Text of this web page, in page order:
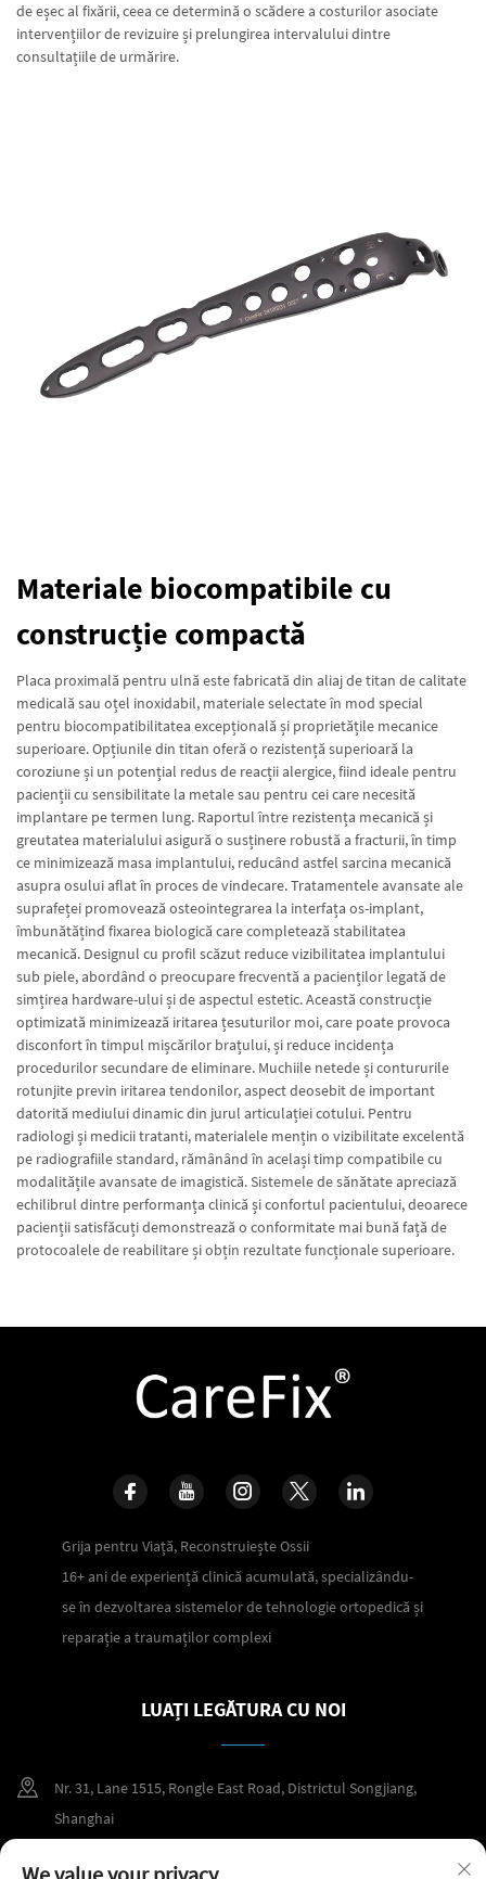
de eșec al fixării, ceea ce determină o scădere a costurilor asociate
intervențiilor de revizuire și prelungirea intervalului dintre
consultațiile de urmărire.
Materiale biocompatibile cu
construcție compactă
Placa proximală pentru ulnă este fabricată din aliaj de titan de calitate
medicală sau oțel inoxidabil, materiale selectate în mod special
pentru biocompatibilitatea excepțională și proprietățile mecanice
superioare. Opțiunile din titan oferă o rezistență superioară la
coroziune și un potențial redus de reacții alergice, fiind ideale pentru
pacienții cu sensibilitate la metale sau pentru cei care necesită
implantare pe termen lung. Raportul între rezistența mecanică și
greutatea materialului asigură o susținere robustă a fracturii, în timp
ce minimizează masa implantului, reducând astfel sarcina mecanică
asupra osului aflat în proces de vindecare. Tratamentele avansate ale
suprafeței promovează osteointegrarea la interfața os-implant,
îmbunătățind fixarea biologică care completează stabilitatea
mecanică. Designul cu profil scăzut reduce vizibilitatea implantului
sub piele, abordând o preocupare frecventă a pacienților legată de
simțirea hardware-ului și de aspectul estetic. Această construcție
optimizată minimizează iritarea țesuturilor moi, care poate provoca
disconfort în timpul mișcărilor brațului, și reduce incidența
procedurilor secundare de eliminare. Muchiile netede și contururile
rotunjite previn iritarea tendonilor, aspect deosebit de important
datorită mediului dinamic din jurul articulației cotului. Pentru
radiologi și medicii tratanti, materialele mențin o vizibilitate excelentă
pe radiografiile standard, rămânând în același timp compatibile cu
modalitățile avansate de imagistică. Sistemele de sănătate apreciază
echilibrul dintre performanța clinică și confortul pacientului, deoarece
pacienții satisfăcuți demonstrează o conformitate mai bună față de
protocoalele de reabilitare și obțin rezultate funcționale superioare.
Grija pentru Viață, Reconstruiește Ossii
16+ ani de experiență clinică acumulată, specializându-
se în dezvoltarea sistemelor de tehnologie ortopedică și
reparație a traumaților complexi
LUAȚI LEGĂTURA CU NOI
Nr. 31, Lane 1515, Rongle East Road, Districtul Songjiang,
Shanghai
+86 400 098 2859